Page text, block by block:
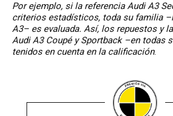
Por ejemplo, si la referencia Audi A3
criterios estadísticos, toda su familia
A3– es evaluada. Así, los repuestos y
Audi A3 Coupé y Sportback –en todas
tenidos en cuenta en la calificación.